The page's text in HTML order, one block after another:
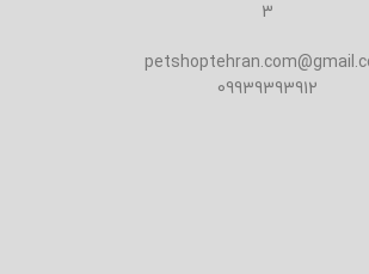
3
09939393912